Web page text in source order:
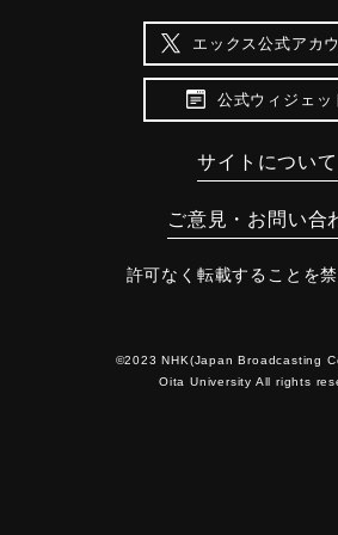
エックス公式アカ
公式ウィジェッ
サイトについて
ご意見・お問い合
許可なく転載することを禁
©2023 NHK(Japan Broadcasting
Oita University All rights